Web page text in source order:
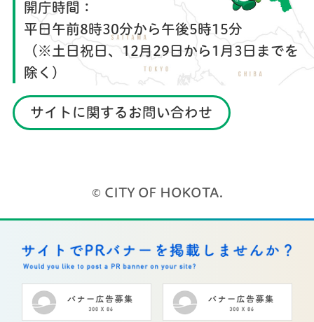
開庁時間：
平日午前8時30分から午後5時15分
（※土日祝日、12月29日から1月3日までを
除く）
サイトに関するお問い合わせ
© CITY OF HOKOTA.